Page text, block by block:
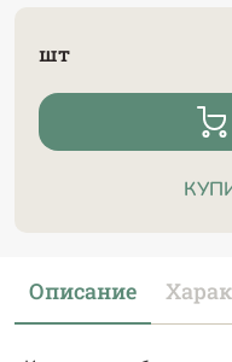
шт
Описание